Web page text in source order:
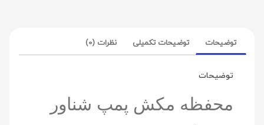
توضیحات توضیحات تکمیلی نظرات (0)
توضیحات
محفظه مکش پمپ شناور